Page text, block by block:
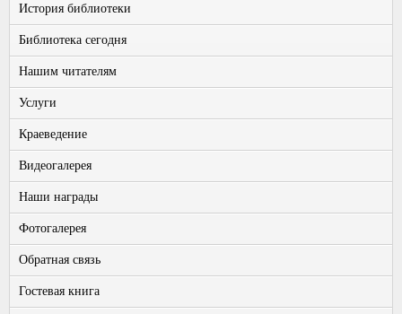
История библиотеки
Библиотека сегодня
Нашим читателям
Услуги
Краеведение
Видеогалерея
Наши награды
Фотогалерея
Обратная связь
Гостевая книга